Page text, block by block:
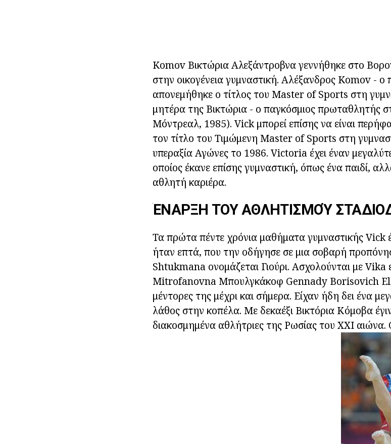
Komov Βικτώρια Αλεξάντροβνα γεννήθηκε στο
στην οικογένεια γυμναστική. Αλέξανδρος Komov - ο
απονεμήθηκε ο τίτλος του Master of Sports στη
μητέρα της Βικτώρια - ο παγκόσμιος πρωταθλητής
Μόντρεαλ, 1985). Vick μπορεί επίσης να είναι
τον τίτλο του Τιμώμενη Master of Sports στη
υπεραξία Αγώνες το 1986. Victoria έχει έναν
οποίος έκανε επίσης γυμναστική, όπως ένα παιδί,
αθλητή καριέρα.
ΈΝΑΡΞΗ ΤΟΥ ΑΘΛΗΤΙΣΜΟΎ
Τα πρώτα πέντε χρόνια μαθήματα γυμναστικής
ήταν επτά, που την οδήγησε σε μια σοβαρή
Shtukmana ονομάζεται Γιούρι. Ασχολούνται με Vika
Mitrofanovna Μπουλγκάκοφ Gennady Borisovich
μέντορες της μέχρι και σήμερα. Είχαν ήδη δει ένα
λάθος στην κοπέλα. Με δεκαέξι Βικτόρια Κόμοβα
διακοσμημένα αθλήτριες της Ρωσίας του ΧΧΙ αιώνα.